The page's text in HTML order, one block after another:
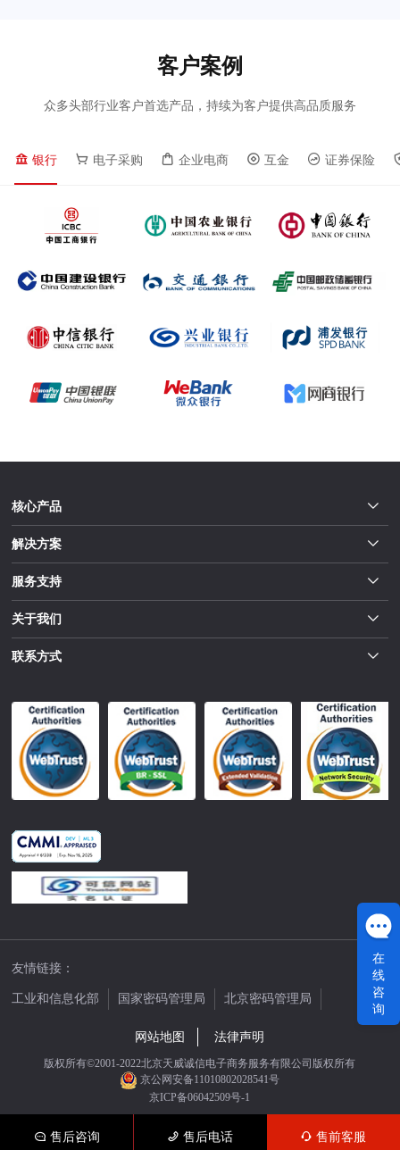
客户案例
众多头部行业客户首选产品，持续为客户提供高品质服务
银行 电子采购 企业电商 互金 证券保险
核心产品
解决方案
服务支持
关于我们
联系方式
友情链接：
工业和信息化部 国家密码管理局
北京密码管理局
网站地图
法律声明
版权所有©2001-2022北京天威诚信电子商务服务有限公司版权所有
京公网安备11010802028541号
京ICP备06042509号-1
售后咨询 售后电话 售前客服
在
线
咨
询